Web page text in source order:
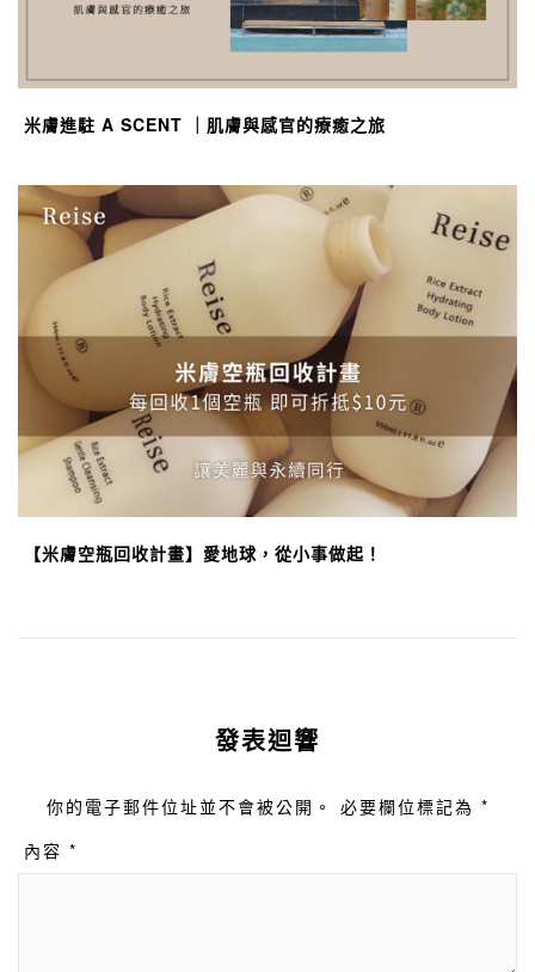
米膚進駐 A SCENT ｜肌膚與感官的療癒之旅
【米膚空瓶回收計畫】愛地球，從小事做起！
發表迴響
你的電子郵件位址並不會被公開。 必要欄位標記為 *
內容 *